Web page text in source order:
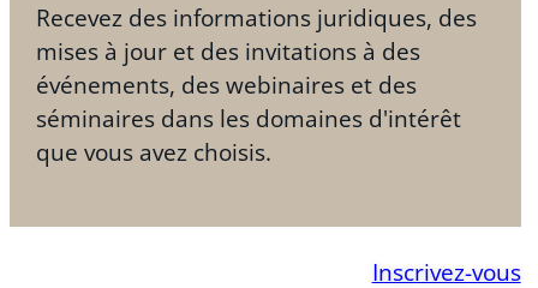
Recevez des informations juridiques, des
mises à jour et des invitations à des
événements, des webinaires et des
séminaires dans les domaines d'intérêt
que vous avez choisis.
Inscrivez-vous